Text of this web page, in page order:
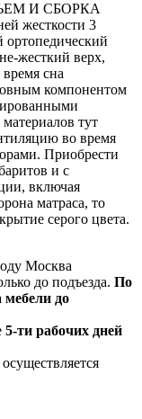
И СБОРКА
жесткости 3
ортопедический
жесткий верх,
сна
компонентом
тут
во время
Приобрести
и с
включая
матраса, то
серого цвета.
Москва
до подъезда. По
мебели до
5-ти рабочих дней